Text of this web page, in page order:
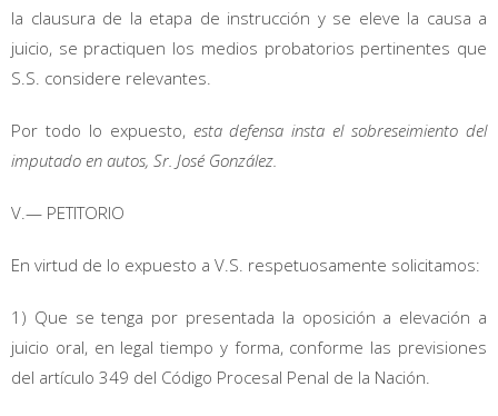
la clausura de la etapa de instrucción y se eleve la causa a
juicio, se practiquen los medios probatorios pertinentes que
S.S. considere relevantes.
Por todo lo expuesto, esta defensa insta el sobreseimiento del
imputado en autos, Sr. José González.
V.— PETITORIO
En virtud de lo expuesto a V.S. respetuosamente solicitamos:
1) Que se tenga por presentada la oposición a elevación a
juicio oral, en legal tiempo y forma, conforme las previsiones
del artículo 349 del Código Procesal Penal de la Nación.